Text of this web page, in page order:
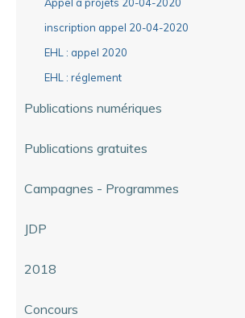
inscription appel 20-04-2020
EHL : appel 2020
EHL : réglement
Publications numériques
Publications gratuites
Campagnes - Programmes
JDP
2018
Concours